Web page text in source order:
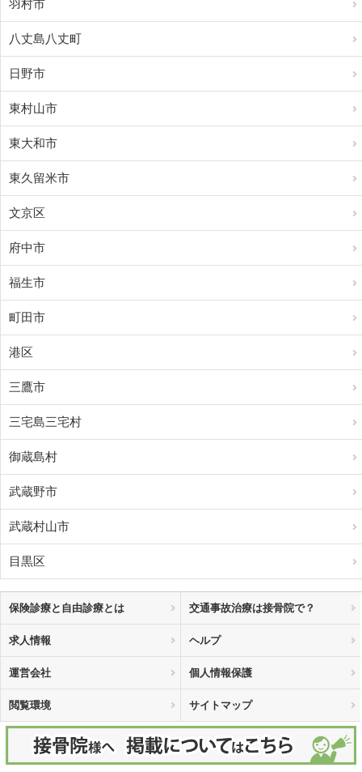
羽村市
八丈島八丈町
日野市
東村山市
東大和市
東久留米市
文京区
府中市
福生市
町田市
港区
三鷹市
三宅島三宅村
御蔵島村
武蔵野市
武蔵村山市
目黒区
保険診療と自由診療とは 交通事故治療は接骨院で？
求人情報 ヘルプ
運営会社 個人情報保護
閲覧環境 サイトマップ